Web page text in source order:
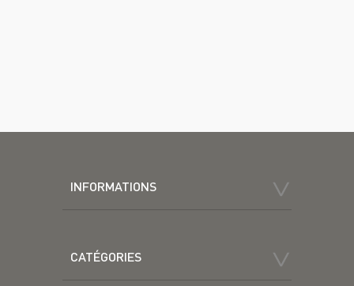
INFORMATIONS
CATÉGORIES